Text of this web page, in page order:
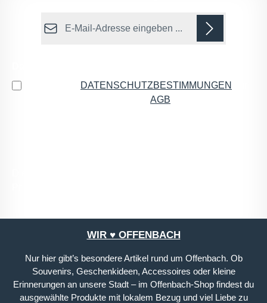
E-Mail-Adresse*
DATENSCHUTZBESTIMMUNGEN
AGB
WIR ♥ OFFENBACH
Nur hier gibt’s besondere Artikel rund um Offenbach. Ob
Souvenirs, Geschenkideen, Accessoires oder kleine
Erinnerungen an unsere Stadt – im Offenbach-Shop findest du
ausgewählte Produkte mit lokalem Bezug und viel Liebe zu